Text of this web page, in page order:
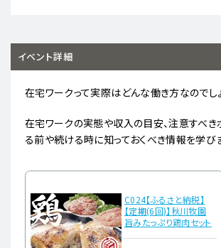
イベント詳細
在宅ワークって実際はどんな働き方なのでし
在宅ワークの実態や収入の目安、注意すべき
る前や続ける時に知っておくべき情報を学び
C024【ふるさと納税】
【定期(6回)】秋川牧園
旨みたっぷり鶏肉セット